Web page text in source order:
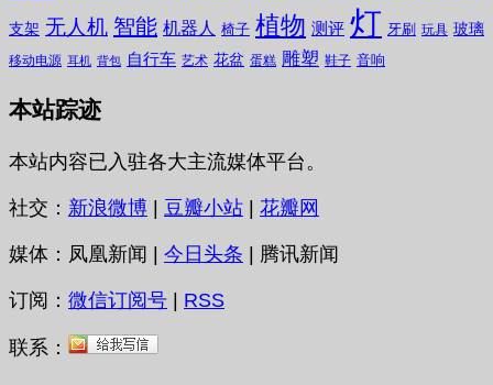
支架 无人机 智能 机器人 椅子 植物 测评 灯 牙刷 玩具 玻璃
移动电源 耳机 背包 自行车 艺术 花盆 蛋糕 雕塑 鞋子 音响
本站踪迹
本站内容已入驻各大主流媒体平台。
社交： 新浪微博 豆瓣小站 花瓣网
媒体：凤凰新闻 | 今日头条 | 腾讯新闻
订阅： 微信订阅号 RSS
联系：